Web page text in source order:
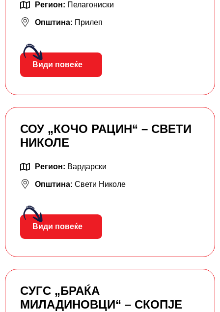
Регион: Пелагониски
Општина: Прилеп
Види повеќе
СОУ „КОЧО РАЦИН“ – СВЕТИ
НИКОЛЕ
Регион: Вардарски
Општина: Свети Николе
Види повеќе
СУГС „БРАЌА
МИЛАДИНОВЦИ“ – СКОПЈЕ